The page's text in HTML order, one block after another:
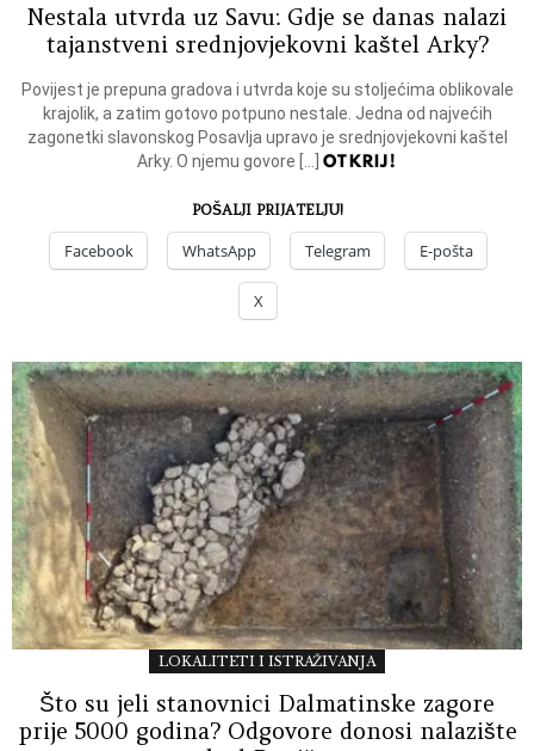
Nestala utvrda uz Savu: Gdje se danas nalazi
tajanstveni srednjovjekovni kaštel Arky?
Povijest je prepuna gradova i utvrda koje su stoljećima oblikovale
krajolik, a zatim gotovo potpuno nestale. Jedna od najvećih
zagonetki slavonskog Posavlja upravo je srednjovjekovni kaštel
Arky. O njemu govore […] OTKRIJ!
POŠALJI PRIJATELJU!
Facebook WhatsApp Telegram E-pošta
X
LOKALITETI I ISTRAŽIVANJA
Što su jeli stanovnici Dalmatinske zagore
prije 5000 godina? Odgovore donosi nalazište